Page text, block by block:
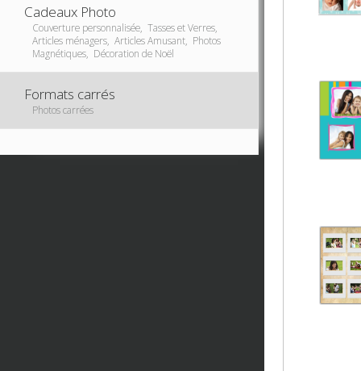
Cadeaux Photo
Couverture personnalisée, Tasses et Verres,
Articles ménagers, Articles Amusant, Photos
Magnétiques, Décoration de Noël
Formats carrés
Photos carrées